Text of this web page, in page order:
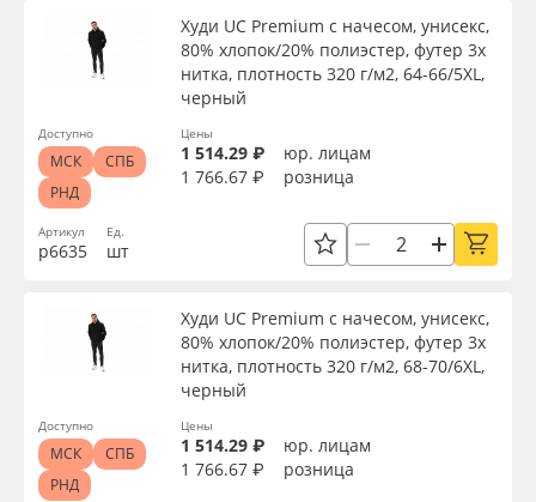
Инструкции
Контакты
Блог
Избранное
Москва
Мобильные конструкции и POS-материалы
Профильные системы
Сублимация и термотрансфер
Светотехника
Упаковочные материалы
Новинки ассортимента
Материал
Страна происхождения
Производитель
Торговая марка
Назначение
Артикул
р6635
Худи UC Premium с начесом, унисекс,
80% хлопок/20% полиэстер, футер 3х
нитка, плотность 320 г/м2, 64-66/5XL,
черный
Ед.
шт
Цены
1 514.29 ₽
юр. лицам
1 766.67 ₽
розница
Доступно
МСК
СПБ
РНД
Худи UC Premium с начесом, унисекс,
80% хлопок/20% полиэстер, футер 3х
нитка, плотность 320 г/м2, 68-70/6XL,
черный
Цены
1 514.29 ₽
юр. лицам
1 766.67 ₽
розница
Доступно
МСК
СПБ
РНД